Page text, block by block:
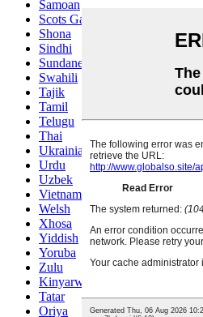
Samoan
Scots Gaelic
Shona
Sindhi
Sundanese
Swahili
Tajik
Tamil
Telugu
Thai
Ukrainian
Urdu
Uzbek
Vietnamese
Welsh
Xhosa
Yiddish
Yoruba
Zulu
Kinyarwanda
Tatar
Oriya